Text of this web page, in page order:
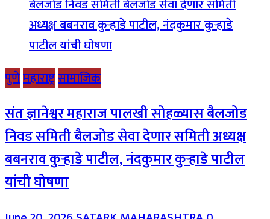
पुणेमहाराष्ट्रसामाजिक
संत ज्ञानेश्वर महाराज पालखी सोहळ्यास बैलजोड
निवड समिती बैलजोड सेवा देणार समिती अध्यक्ष
बबनराव कुऱ्हाडे पाटील, नंदकुमार कुऱ्हाडे पाटील
यांची घोषणा